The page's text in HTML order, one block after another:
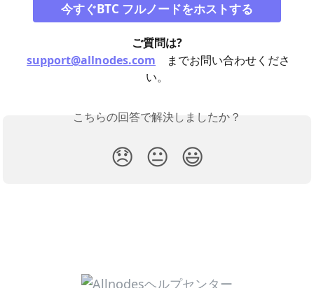
今すぐBTC フルノードをホストする
ご質問は?
support@allnodes.com
までお問い合わせくださ
い。
こちらの回答で解決しましたか？
😞 😐 😃